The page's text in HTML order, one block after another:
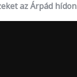
az Árpád hídon